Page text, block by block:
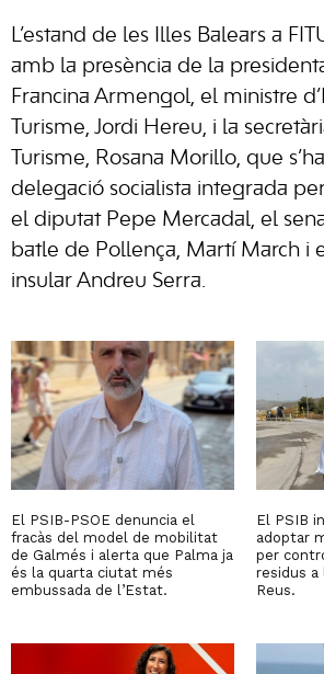
L’estand de les Illes Balears a
amb la presència de la
Francina Armengol, el ministre
Turisme, Jordi Hereu, i la
Turisme, Rosana Morillo, que
delegació socialista integrada
el diputat Pepe Mercadal, el
batle de Pollença, Martí March i
insular Andreu Serra.
El PSIB-PSOE denuncia el
fracàs del model de mobilitat
de Galmés i alerta que Palma ja
és la quarta ciutat més
embussada de l’Estat.
El PSIB
adoptar
per
residus a
Reus.